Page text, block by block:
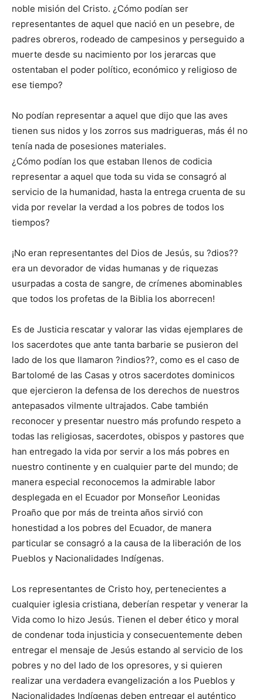
noble misión del Cristo. ¿Cómo podían ser
representantes de aquel que nació en un pesebre, de
padres obreros, rodeado de campesinos y perseguido a
muerte desde su nacimiento por los jerarcas que
ostentaban el poder político, económico y religioso de
ese tiempo?
No podían representar a aquel que dijo que las aves
tienen sus nidos y los zorros sus madrigueras, más él no
tenía nada de posesiones materiales.
¿Cómo podían los que estaban llenos de codicia
representar a aquel que toda su vida se consagró al
servicio de la humanidad, hasta la entrega cruenta de su
vida por revelar la verdad a los pobres de todos los
tiempos?
¡No eran representantes del Dios de Jesús, su ?dios??
era un devorador de vidas humanas y de riquezas
usurpadas a costa de sangre, de crímenes abominables
que todos los profetas de la Biblia los aborrecen!
Es de Justicia rescatar y valorar las vidas ejemplares de
los sacerdotes que ante tanta barbarie se pusieron del
lado de los que llamaron ?indios??, como es el caso de
Bartolomé de las Casas y otros sacerdotes dominicos
que ejercieron la defensa de los derechos de nuestros
antepasados vilmente ultrajados. Cabe también
reconocer y presentar nuestro más profundo respeto a
todas las religiosas, sacerdotes, obispos y pastores que
han entregado la vida por servir a los más pobres en
nuestro continente y en cualquier parte del mundo; de
manera especial reconocemos la admirable labor
desplegada en el Ecuador por Monseñor Leonidas
Proaño que por más de treinta años sirvió con
honestidad a los pobres del Ecuador, de manera
particular se consagró a la causa de la liberación de los
Pueblos y Nacionalidades Indígenas.
Los representantes de Cristo hoy, pertenecientes a
cualquier iglesia cristiana, deberían respetar y venerar la
Vida como lo hizo Jesús. Tienen el deber ético y moral
de condenar toda injusticia y consecuentemente deben
entregar el mensaje de Jesús estando al servicio de los
pobres y no del lado de los opresores, y si quieren
realizar una verdadera evangelización a los Pueblos y
Nacionalidades Indígenas deben entregar el auténtico